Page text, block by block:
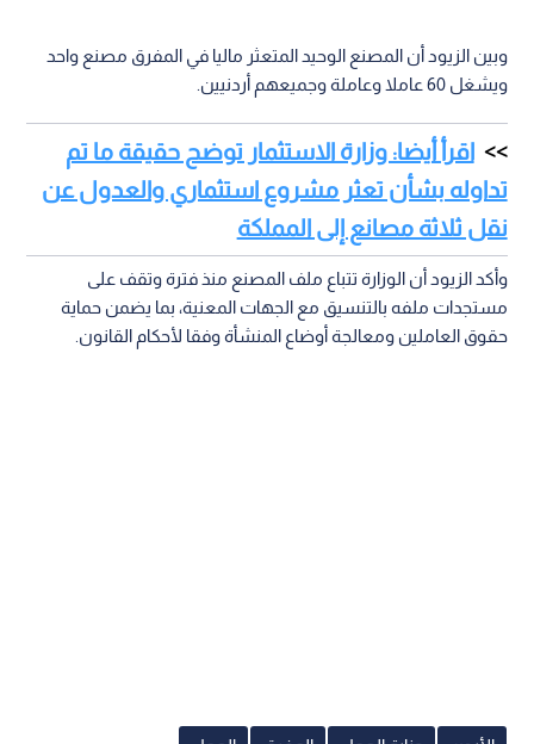
وبين الزيود أن المصنع الوحيد المتعثر ماليا في المفرق مصنع واحد
ويشغل 60 عاملا وعاملة وجميعهم أردنيين.
اقرأ أيضا: وزارة الاستثمار توضح حقيقة ما تم
تداوله بشأن تعثر مشروع استثماري والعدول عن
نقل ثلاثة مصانع إلى المملكة
وأكد الزيود أن الوزارة تتباع ملف المصنع منذ فترة وتقف على
مستجدات ملفه بالتنسيق مع الجهات المعنية، بما يضمن حماية
حقوق العاملين ومعالجة أوضاع المنشأة وفقا لأحكام القانون.